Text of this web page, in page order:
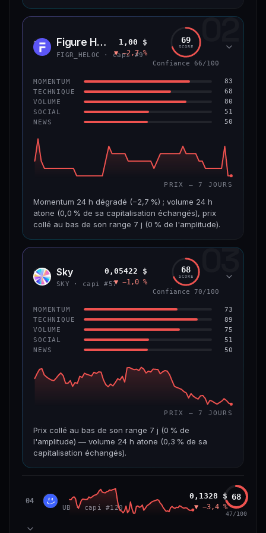
CAP. MARCHÉ VOLUME 24 H
VAR. 7 J VAR. 30 J
+2,0 %
VS ATH
−8,5 %
CONFIANCE 69/100
02
FIGR Figure Heloc
FIGR_HELOC · capi #9
1,00 $
▼ −2,7 %
69
SCORE
Confiance 66/100
MOMENTUM 83
TECHNIQUE 68
VOLUME 80
SOCIAL 51
NEWS 50
PRIX — 7 JOURS
Momentum 24 h dégradé (−2,7 %) ; volume 24 h
atone (0,0 % de sa capitalisation échangés), prix
collé au bas de son range 7 j (0 % de l'amplitude).
CAP. MARCHÉ VOLUME 24 H
VAR. 7 J VAR. 30 J
−3,2 %
VS ATH
−5,6 %
RANG CAPI.
#9
CONFIANCE 66/100
03
SKY Sky
SKY · capi #57
0,05422 $
▼ −1,0 %
68
SCORE
Confiance 70/100
MOMENTUM 73
TECHNIQUE 89
VOLUME 75
SOCIAL 51
NEWS 50
PRIX — 7 JOURS
Prix collé au bas de son range 7 j (0 % de
l'amplitude) — volume 24 h atone (0,3 % de sa
capitalisation échangés).
VAR. 7 J VAR. 30 J
04 UB Unibase
UB · capi #120
0,1328 $
▼ −3,4 %
68
47/100